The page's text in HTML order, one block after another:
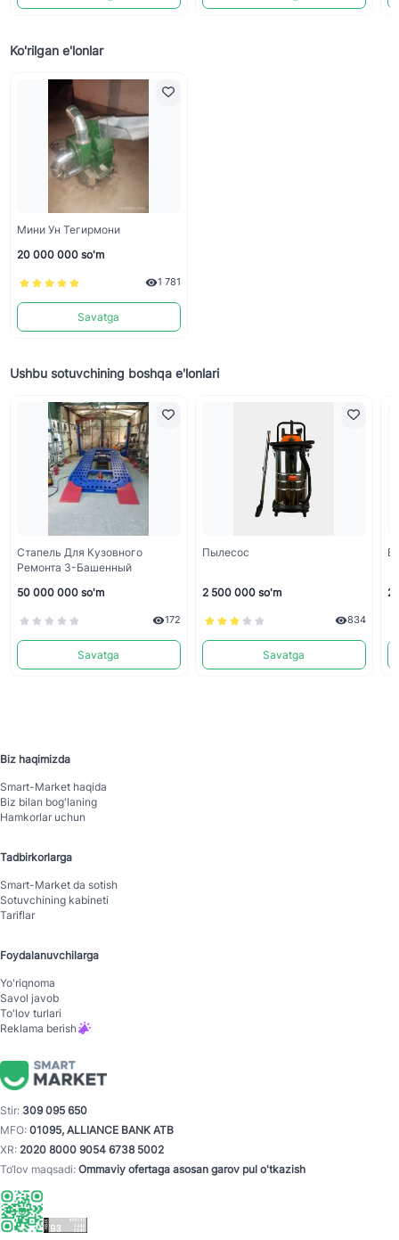
Ko'rilgan e'lonlar
Мини Ун Тегирмони
20 000 000 so'm
1 781
Savatga
Ushbu sotuvchining boshqa e'lonlari
Стапель Для Кузовного
Ремонта 3-Башенный
50 000 000 so'm
172
Savatga
Пылесос
2 500 000 so'm
834
Savatga
2
Biz haqimizda
Smart-Mаrket haqida
Biz bilan bog'laning
Hamkorlar uchun
Tadbirkorlarga
Smart-Mаrket da sotish
Sotuvchining kabineti
Tariflar
Foydalanuvchilarga
Yo'riqnoma
Savol javob
To'lov turlari
Reklama berish
Stir: 309 095 650
MFO: 01095, ALLIANCE BANK ATB
XR: 2020 8000 9054 6738 5002
To‘lov maqsadi: Ommaviy ofertaga asosan garov pul o'tkazish